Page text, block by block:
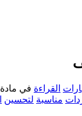
القراءة في مادة
مناسبة لتحسين